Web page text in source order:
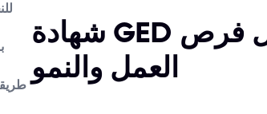
شهادة GED للنجاح المهني: فتح آفاق أفضل فرص
العمل والنمو